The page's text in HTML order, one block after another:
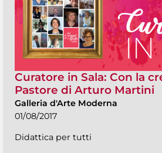
Curatore in Sala: Con la
Pastore di Arturo Martini
Galleria d'Arte Moderna
01/08/2017
Didattica per tutti